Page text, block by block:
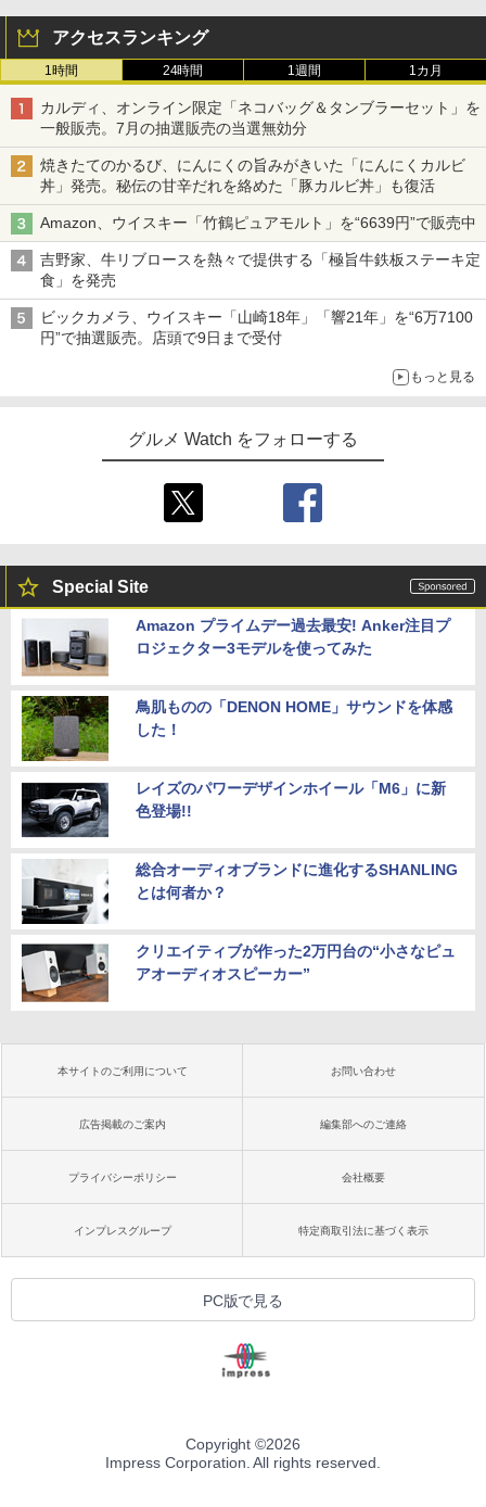
アクセスランキング
1時間 24時間 1週間 1カ月
カルディ、オンライン限定「ネコバッグ＆タンブラーセット」を
一般販売。7月の抽選販売の当選無効分
焼きたてのかるび、にんにくの旨みがきいた「にんにくカルビ
丼」発売。秘伝の甘辛だれを絡めた「豚カルビ丼」も復活
Amazon、ウイスキー「竹鶴ピュアモルト」を“6639円”で販売中
吉野家、牛リブロースを熱々で提供する「極旨牛鉄板ステーキ定
食」を発売
ビックカメラ、ウイスキー「山崎18年」「響21年」を“6万7100
円”で抽選販売。店頭で9日まで受付
もっと見る
グルメ Watch をフォローする
Special Site
Amazon プライムデー過去最安! Anker注目プ
ロジェクター3モデルを使ってみた
鳥肌ものの「DENON HOME」サウンドを体感
した！
レイズのパワーデザインホイール「M6」に新
色登場!!
総合オーディオブランドに進化するSHANLING
とは何者か？
クリエイティブが作った2万円台の“小さなピュ
アオーディオスピーカー”
本サイトのご利用について お問い合わせ
広告掲載のご案内 編集部へのご連絡
プライバシーポリシー 会社概要
インプレスグループ 特定商取引法に基づく表示
PC版で見る
Copyright ©2026
Impress Corporation. All rights reserved.